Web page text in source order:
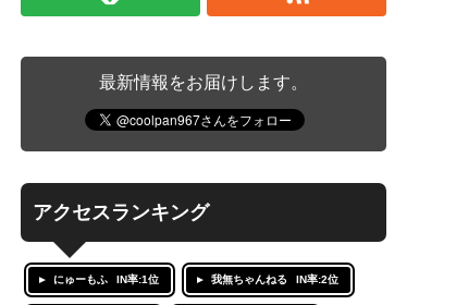
最新情報をお届けします。
アクセスランキング
にゅーもふ IN率:1位 我無ちゃんねる IN率:2位